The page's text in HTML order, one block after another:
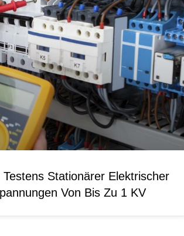
Stationärer Elektrischer
Von Bis Zu 1 KV